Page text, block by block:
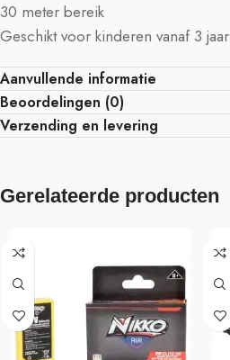
30 meter bereik
Geschikt voor kinderen vanaf 3 jaar
Aanvullende informatie
Beoordelingen (0)
Verzending en levering
Gerelateerde producten